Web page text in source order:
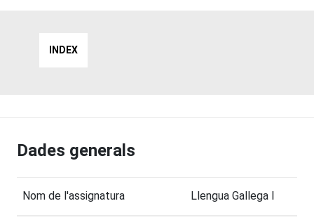
INDEX
Dades generals
Nom de l'assignatura Llengua Gallega I